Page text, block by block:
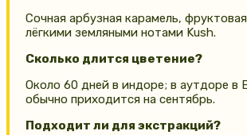
Сочная арбузная карамель,
лёгкими земляными нотами Kush.
Сколько длится цветение?
Около 60 дней в индоре; в аутдоре в
обычно приходится на сентябрь.
Подходит ли для экстракций?